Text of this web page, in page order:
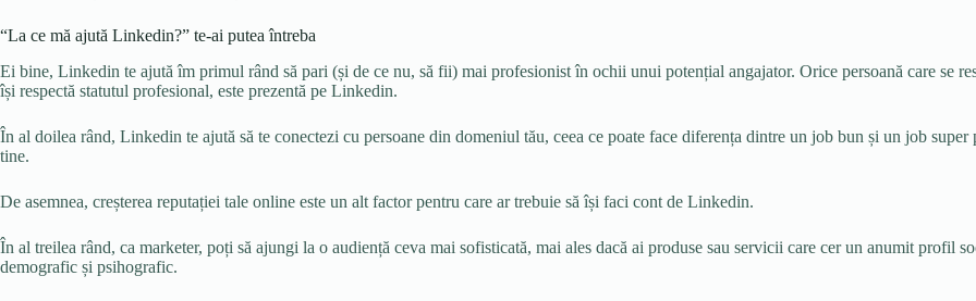
“La ce mă ajută Linkedin?” te-ai putea întreba
Ei bine, Linkedin te ajută îm primul rând să pari (și de ce nu, să fii) mai profesionist în ochii unui potențial angajator. Orice persoană care se
își respectă statutul profesional, este prezentă pe Linkedin.
În al doilea rând, Linkedin te ajută să te conectezi cu persoane din domeniul tău, ceea ce poate face diferența dintre un job bun și un job super
tine.
De asemnea, creșterea reputației tale online este un alt factor pentru care ar trebuie să își faci cont de Linkedin.
În al treilea rând, ca marketer, poți să ajungi la o audiență ceva mai sofisticată, mai ales dacă ai produse sau servicii care cer un anumit profil
demografic și psihografic.